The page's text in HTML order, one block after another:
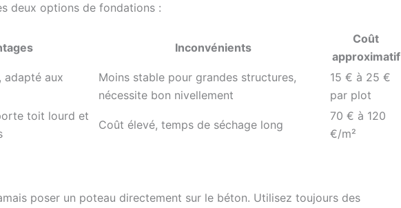
deux options de fondations :
Inconvénients
Coût
approximatif
adapté aux
Moins stable pour grandes structures,
nécessite bon nivellement
15 € à 25 €
par plot
toit lourd et
Coût élevé, temps de séchage long
70 € à 120
€/m²
poser un poteau directement sur le béton. Utilisez toujours des